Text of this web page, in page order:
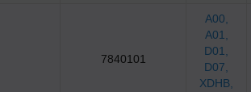
7840101
A00
A01
D01
D07
XDHB